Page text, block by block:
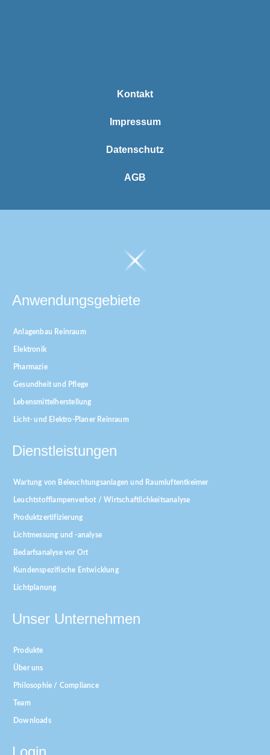
Kontakt
Impressum
Datenschutz
AGB
Anwendungsgebiete
Anlagenbau Reinraum
Elektronik
Pharmazie
Gesundheit und Pflege
Lebensmittelherstellung
Licht- und Elektro-Planer Reinraum
Dienstleistungen
Wartung von Beleuchtungsanlagen und Raumluftentkeimer
Leuchtstofflampenverbot / Wirtschaftlichkeitsanalyse
Produktzertifizierung
Lichtmessung und -analyse
Bedarfsanalyse vor Ort
Kundenspezifische Entwicklung
Lichtplanung
Unser Unternehmen
Produkte
Über uns
Philosophie / Compliance
Team
Downloads
Login